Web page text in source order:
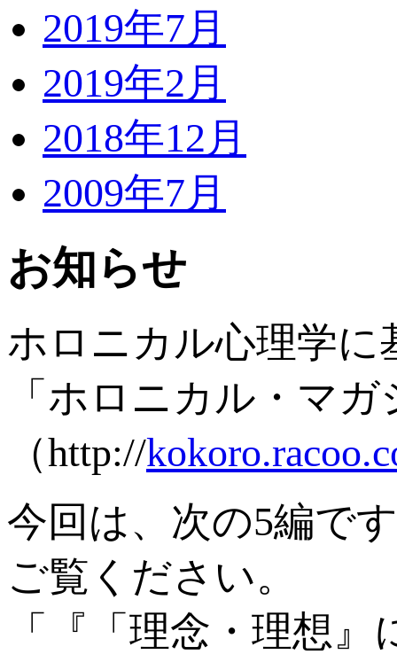
2019年7月
2019年2月
2018年12月
2009年7月
お知らせ
ホロニカル心理学に
「ホロニカル・マガ
（http://
今回は、次の5編で
ご覧ください。
「『「理念・理想